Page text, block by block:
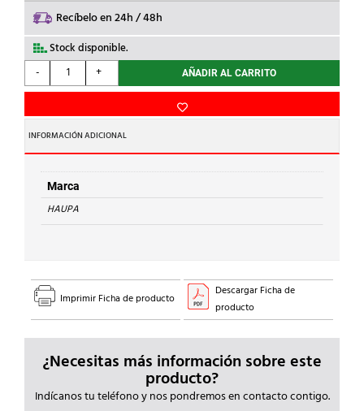
Recíbelo en 24h / 48h
Stock disponible.
-
HAUPA
-
ESPECIAL
SOFTGRIP
130mm
cantidad
+ AÑADIR AL CARRITO
INFORMACIÓN ADICIONAL
Marca
HAUPA
Imprimir Ficha de producto
Descargar Ficha de
producto
¿Necesitas más información sobre este
producto?
Indícanos tu teléfono y nos pondremos en contacto contigo.